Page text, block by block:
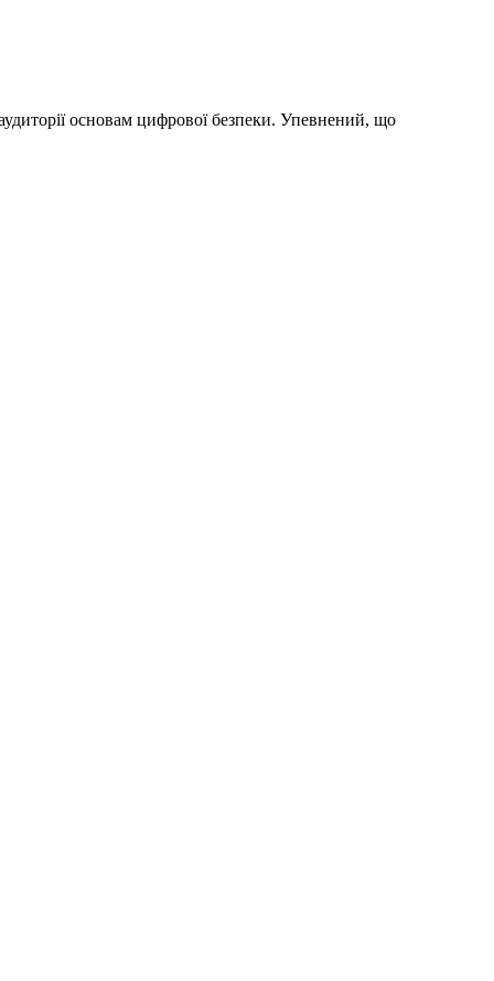
основам цифрової безпеки. Упевнений, що